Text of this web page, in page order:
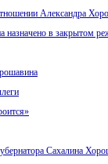
Александра
назначено в закрытом
Сахалина